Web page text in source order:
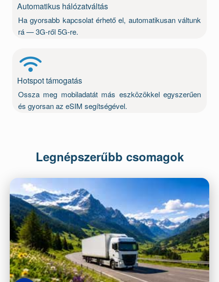
Automatikus hálózatváltás
Ha gyorsabb kapcsolat érhető el, automatikusan váltunk
rá — 3G-ről 5G-re.
Hotspot támogatás
Ossza meg mobiladatát más eszközökkel egyszerűen
és gyorsan az eSIM segítségével.
Legnépszerűbb csomagok